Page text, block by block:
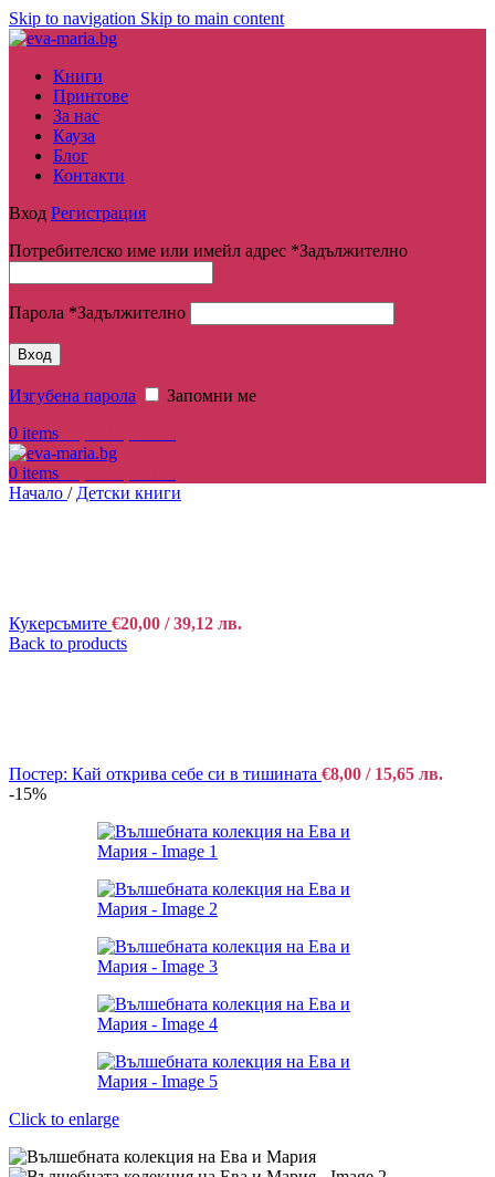
Skip to navigation Skip to main content
Книги
Принтове
За нас
Кауза
Блог
Контакти
Вход Регистрация
Потребителско име или имейл адрес *Задължително
Парола *Задължително
Вход
Изгубена парола
Запомни ме
0 items
0 items
Начало / Детски книги
Кукерсъмите €20,00 / 39,12 лв.
Back to products
Постер: Кай открива себе си в тишината €8,00 / 15,65 лв.
-15%
Click to enlarge